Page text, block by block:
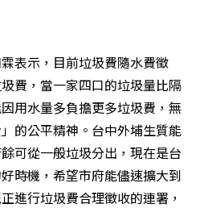
表示，目前垃圾費隨水費徵
費，當一家四口的垃圾量比隔
用水量多負擔更多垃圾費，無
的公平精神。台中外埔生質能
可從一般垃圾分出，現在是台
時機，希望市府能儘速擴大到
進行垃圾費合理徵收的連署，